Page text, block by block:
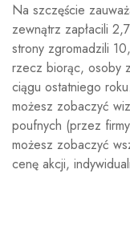
Na szczęście
zewnątrz zapłacili
strony zgromadzili
rzecz biorąc, osoby
ciągu ostatniego
możesz zobaczyć
poufnych (przez
możesz zobaczyć
cenę akcji,